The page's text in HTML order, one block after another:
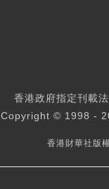
香港政府指定刊載
Copyright © 1998 -
香港財華社版